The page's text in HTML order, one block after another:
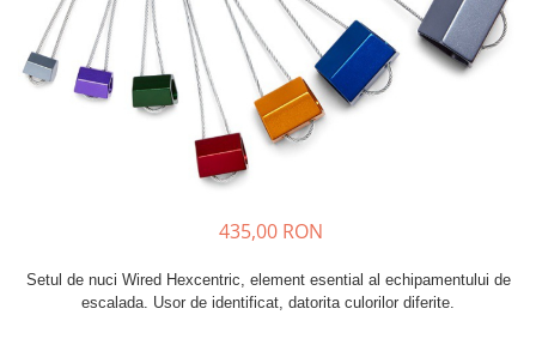
Slackline
Accesorii
Caciuli
Jachete
Sosete
Imbracaminte de corp
Pantaloni copii
435,00 RON
Setul de nuci Wired Hexcentric, element esential al echipamentului de
escalada. Usor de identificat, datorita culorilor diferite.